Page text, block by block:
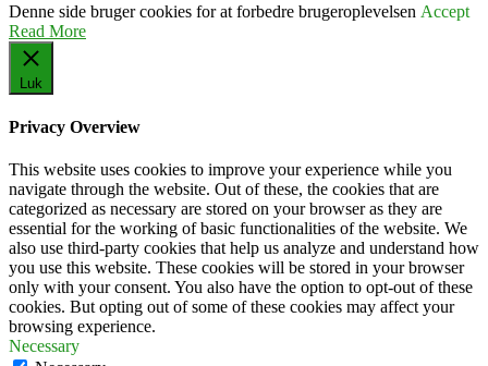
Denne side bruger cookies for at forbedre brugeroplevelsen Accept
Read More
Luk
Privacy Overview
This website uses cookies to improve your experience while you
navigate through the website. Out of these, the cookies that are
categorized as necessary are stored on your browser as they are
essential for the working of basic functionalities of the website. We
also use third-party cookies that help us analyze and understand how
you use this website. These cookies will be stored in your browser
only with your consent. You also have the option to opt-out of these
cookies. But opting out of some of these cookies may affect your
browsing experience.
Necessary